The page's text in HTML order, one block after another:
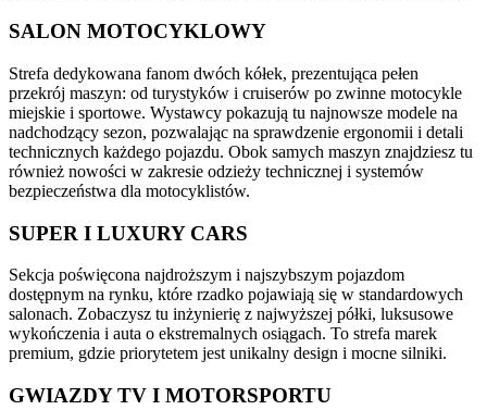
SALON MOTOCYKLOWY
Strefa dedykowana fanom dwóch kółek, prezentująca pełen
przekrój maszyn: od turystyków i cruiserów po zwinne motocykle
miejskie i sportowe. Wystawcy pokazują tu najnowsze modele na
nadchodzący sezon, pozwalając na sprawdzenie ergonomii i detali
technicznych każdego pojazdu. Obok samych maszyn znajdziesz tu
również nowości w zakresie odzieży technicznej i systemów
bezpieczeństwa dla motocyklistów.
SUPER I LUXURY CARS
Sekcja poświęcona najdroższym i najszybszym pojazdom
dostępnym na rynku, które rzadko pojawiają się w standardowych
salonach. Zobaczysz tu inżynierię z najwyższej półki, luksusowe
wykończenia i auta o ekstremalnych osiągach. To strefa marek
premium, gdzie priorytetem jest unikalny design i mocne silniki.
GWIAZDY TV I MOTORSPORTU